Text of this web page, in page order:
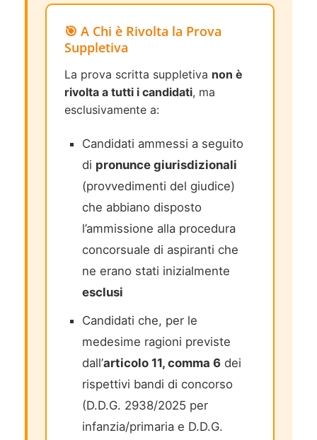
🎯 A Chi è Rivolta la Prova
Suppletiva
La prova scritta suppletiva non è
rivolta a tutti i candidati, ma
esclusivamente a:
Candidati ammessi a seguito
di pronunce giurisdizionali
(provvedimenti del giudice)
che abbiano disposto
l’ammissione alla procedura
concorsuale di aspiranti che
ne erano stati inizialmente
esclusi
Candidati che, per le
medesime ragioni previste
dall’articolo 11, comma 6 dei
rispettivi bandi di concorso
(D.D.G. 2938/2025 per
infanzia/primaria e D.D.G.